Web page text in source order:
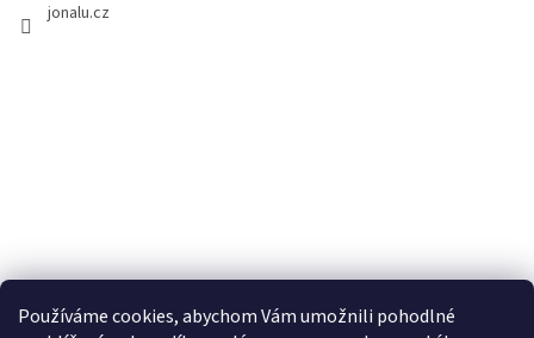
Používáme cookies, abychom Vám umožnili pohodlné
jonalu.cz